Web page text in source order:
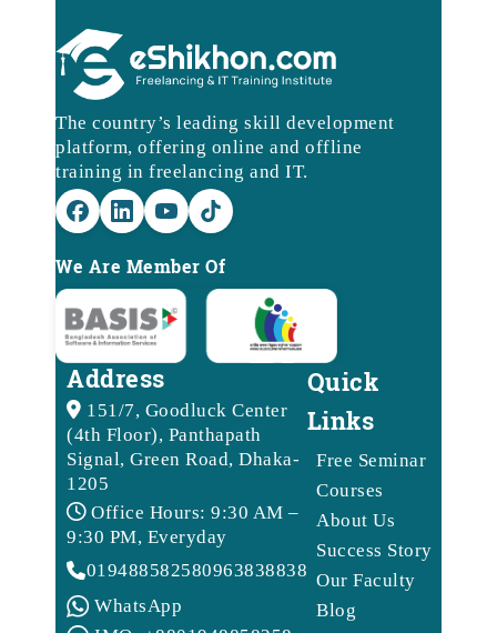
The country’s leading skill development
platform, offering online and offline
training in freelancing and IT.
We Are Member Of
Address
151/7, Goodluck Center
(4th Floor), Panthapath
Signal, Green Road, Dhaka-
1205
Office Hours: 9:30 AM –
9:30 PM, Everyday
0194885825809638388388
WhatsApp
Quick
Links
Free Seminar
Courses
About Us
Success Story
Our Faculty
Blog